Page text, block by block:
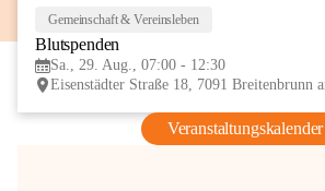
Gemeinschaft & Vereinsleben
Blutspenden
Sa., 29. Aug., 07:00 - 12:30
Veranstaltungskalender